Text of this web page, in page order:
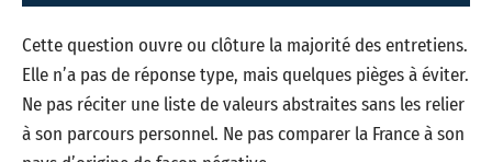
Cette question ouvre ou clôture la majorité des entretiens.
Elle n’a pas de réponse type, mais quelques pièges à éviter.
Ne pas réciter une liste de valeurs abstraites sans les relier
à son parcours personnel. Ne pas comparer la France à son